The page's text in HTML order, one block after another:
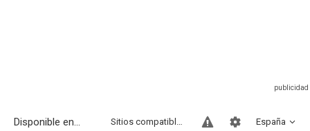
Disponible en... España
Sitios compatibles